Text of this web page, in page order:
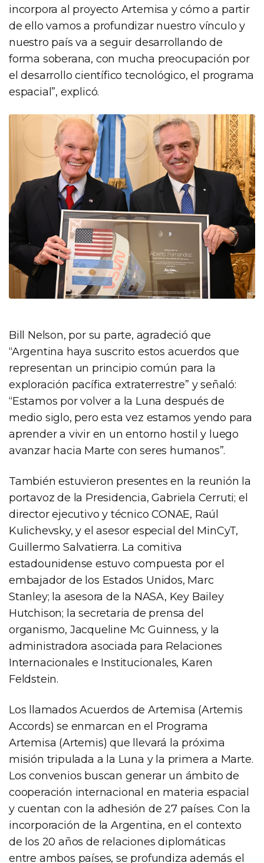
incorpora al proyecto Artemisa y cómo a partir
de ello vamos a profundizar nuestro vínculo y
nuestro país va a seguir desarrollando de
forma soberana, con mucha preocupación por
el desarrollo científico tecnológico, el programa
espacial”, explicó.
Bill Nelson, por su parte, agradeció que
“Argentina haya suscrito estos acuerdos que
representan un principio común para la
exploración pacífica extraterrestre” y señaló:
“Estamos por volver a la Luna después de
medio siglo, pero esta vez estamos yendo para
aprender a vivir en un entorno hostil y luego
avanzar hacia Marte con seres humanos”.
También estuvieron presentes en la reunión la
portavoz de la Presidencia, Gabriela Cerruti; el
director ejecutivo y técnico CONAE, Raúl
Kulichevsky, y el asesor especial del MinCyT,
Guillermo Salvatierra. La comitiva
estadounidense estuvo compuesta por el
embajador de los Estados Unidos, Marc
Stanley; la asesora de la NASA, Key Bailey
Hutchison; la secretaria de prensa del
organismo, Jacqueline Mc Guinness, y la
administradora asociada para Relaciones
Internacionales e Institucionales, Karen
Feldstein.
Los llamados Acuerdos de Artemisa (Artemis
Accords) se enmarcan en el Programa
Artemisa (Artemis) que llevará la próxima
misión tripulada a la Luna y la primera a Marte.
Los convenios buscan generar un ámbito de
cooperación internacional en materia espacial
y cuentan con la adhesión de 27 países. Con la
incorporación de la Argentina, en el contexto
de los 20 años de relaciones diplomáticas
entre ambos países, se profundiza además el